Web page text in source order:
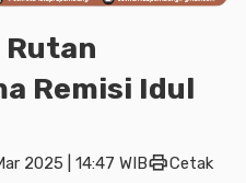
Rutan
Remisi Idul
2025 | 14:47 WIBprintCetak